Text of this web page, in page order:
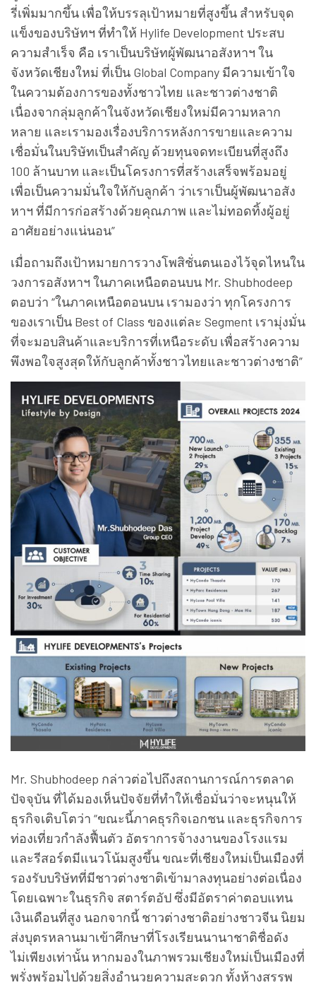
รี่เพิ่มมากขึ้น เพื่อให้บรรลุเป้าหมายที่สูงขึ้น สำหรับจุด
แข็งของบริษัทฯ ที่ทำให้ Hylife Development ประสบ
ความสำเร็จ คือ เราเป็นบริษัทผู้พัฒนาอสังหาฯ ใน
จังหวัดเชียงใหม่ ที่เป็น Global Company มีความเข้าใจ
ในความต้องการของทั้งชาวไทย และชาวต่างชาติ
เนื่องจากลุ่มลูกค้าในจังหวัดเชียงใหม่มีความหลาก
หลาย และเรามองเรื่องบริการหลังการขายและความ
เชื่อมั่นในบริษัทเป็นสำคัญ ด้วยทุนจดทะเบียนที่สูงถึง
100 ล้านบาท และเป็นโครงการที่สร้างเสร็จพร้อมอยู่
เพื่อเป็นความมั่นใจให้กับลูกค้า ว่าเราเป็นผู้พัฒนาอสัง
หาฯ ที่มีการก่อสร้างด้วยคุณภาพ และไม่ทอดทิ้งผู้อยู่
อาศัยอย่างแน่นอน”
เมื่อถามถึงเป้าหมายการวางโพสิชั่นตนเองไว้จุดไหนใน
วงการอสังหาฯ ในภาคเหนือตอนบน Mr. Shubhodeep
ตอบว่า “ในภาคเหนือตอนบน เรามองว่า ทุกโครงการ
ของเราเป็น Best of Class ของแต่ละ Segment เรามุ่งมั่น
ที่จะมอบสินค้าและบริการที่เหนือระดับ เพื่อสร้างความ
พึงพอใจสูงสุดให้กับลูกค้าทั้งชาวไทยและชาวต่างชาติ”
Mr. Shubhodeep กล่าวต่อไปถึงสถานการณ์การตลาด
ปัจจุบัน ที่ได้มองเห็นปัจจัยที่ทำให้เชื่อมั่นว่าจะหนุนให้
ธุรกิจเติบโตว่า “ขณะนี้ภาคธุรกิจเอกชน และธุรกิจการ
ท่องเที่ยวกำลังฟื้นตัว อัตราการจ้างงานของโรงแรม
และรีสอร์ตมีแนวโน้มสูงขึ้น ขณะที่เชียงใหม่เป็นเมืองที่
รองรับบริษัทที่มีชาวต่างชาติเข้ามาลงทุนอย่างต่อเนื่อง
โดยเฉพาะในธุรกิจ สตาร์ตอัป ซึ่งมีอัตราค่าตอบแทน
เงินเดือนที่สูง นอกจากนี้ ชาวต่างชาติอย่างชาวจีน นิยม
ส่งบุตรหลานมาเข้าศึกษาที่โรงเรียนนานาชาติชื่อดัง
ไม่เพียงเท่านั้น หากมองในภาพรวมเชียงใหม่เป็นเมืองที่
พรั่งพร้อมไปด้วยสิ่งอำนวยความสะดวก ทั้งห้างสรรพ